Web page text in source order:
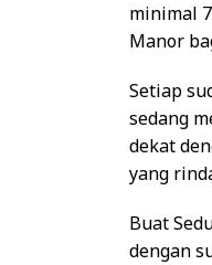
minimal
Manor
Setiap
sedang
dekat
yang
Buat
dengan